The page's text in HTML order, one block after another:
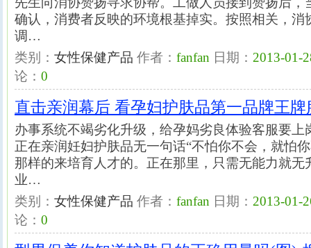
确认，消费者反映的环境根基掉实。按照相关，消
调…
类别： 女性保健产品 作者： fanfan 日期： 2013-01-
论： 0
直击亲润幕后 看孕妇护肤品第一品牌王
办事系统不竭劣化升级，给孕妈劣良体验客服要上
正在亲润妊妇护肤品无一句话“不怕你不会，就怕
那样的来培育人才的。正在那里，只需无能力就无
业…
类别： 女性保健产品 作者： fanfan 日期： 2013-01-
论： 0